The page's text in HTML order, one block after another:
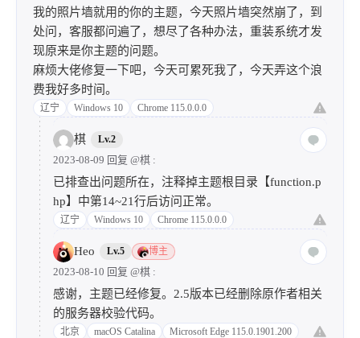
我的照片墙就用的你的主题，今天照片墙突然崩了，到
处问，客服都问遍了，想尽了各种办法，重装系统才发
现原来是你主题的问题。
麻烦大佬修复一下吧，今天可累死我了，今天弄这个浪
费我好多时间。
辽宁 Windows 10 Chrome 115.0.0.0
棋 Lv.2
2023-08-09 回复 @棋 :
已排查出问题所在，注释掉主题根目录【function.p
hp】中第14~21行后访问正常。
辽宁 Windows 10 Chrome 115.0.0.0
Heo Lv.5 博主
2023-08-10 回复 @棋 :
感谢，主题已经修复。2.5版本已经删除原作者相关
的服务器校验代码。
北京 macOS Catalina Microsoft Edge 115.0.1901.200